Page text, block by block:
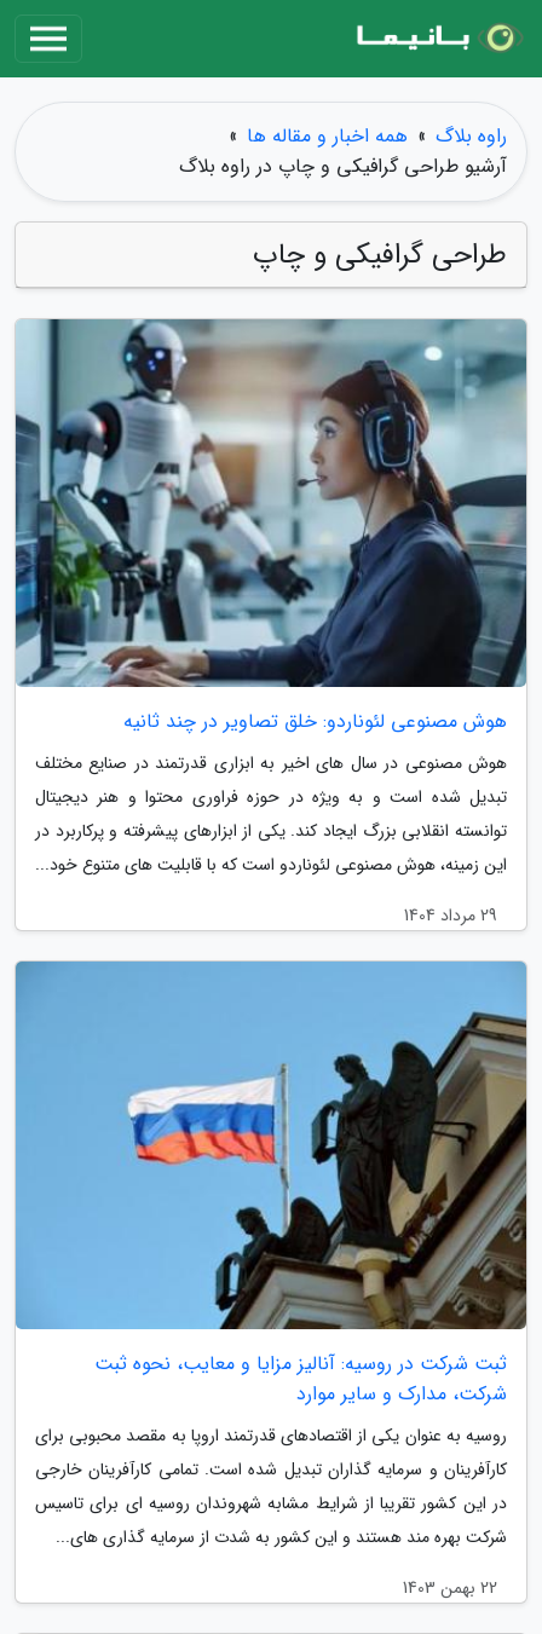
راوه بلاگ » همه اخبار و مقاله ها »
آرشیو طراحی گرافیکی و چاپ در راوه بلاگ
طراحی گرافیکی و چاپ
هوش مصنوعی لئوناردو: خلق تصاویر در چند ثانیه
هوش مصنوعی در سال های اخیر به ابزاری قدرتمند در صنایع مختلف
تبدیل شده است و به ویژه در حوزه فراوری محتوا و هنر دیجیتال
توانسته انقلابی بزرگ ایجاد کند. یکی از ابزارهای پیشرفته و پرکاربرد در
این زمینه، هوش مصنوعی لئوناردو است که با قابلیت های متنوع خود...
29 مرداد 1404
ثبت شرکت در روسیه: آنالیز مزایا و معایب، نحوه ثبت
شرکت، مدارک و سایر موارد
روسیه به عنوان یکی از اقتصادهای قدرتمند اروپا به مقصد محبوبی برای
کارآفرینان و سرمایه گذاران تبدیل شده است. تمامی کارآفرینان خارجی
در این کشور تقریبا از شرایط مشابه شهروندان روسیه ای برای تاسیس
شرکت بهره مند هستند و این کشور به شدت از سرمایه گذاری های...
22 بهمن 1403